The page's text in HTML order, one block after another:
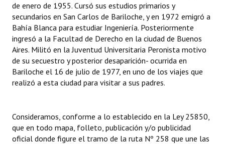
Datos Históricos
Premio al Mérito - Registro
Audiencias Públicas - Registro
Mujeres que Dejaron Huellas - Registro
Ciudadano Ilustre - Registro
Banca del Vecino - Registro
de enero de 1955. Cursó sus estudios primarios y
secundarios en San Carlos de Bariloche, y en 1972 emigró a
Bahía Blanca para estudiar Ingeniería. Posteriormente
ingresó a la Facultad de Derecho en la ciudad de Buenos
Aires. Militó en la Juventud Universitaria Peronista motivo
de su secuestro y posterior desaparición- ocurrida en
Bariloche el 16 de julio de 1977, en uno de los viajes que
realizó a esta ciudad para visitar a sus padres.
Consideramos, conforme a lo establecido en la Ley 25850,
que en todo mapa, folleto, publicación y/o publicidad
oficial donde figure el tramo de la ruta Nº 258 que une las